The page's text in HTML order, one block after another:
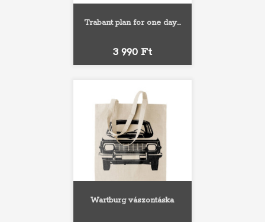
Trabant plan for one day...
Ár
3 990 Ft
Wartburg vászontáska